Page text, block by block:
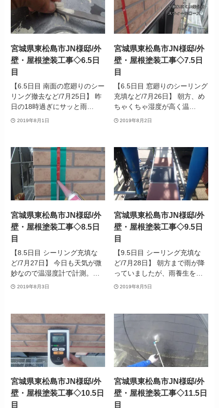
宮城県東松島市JN様邸/外
壁・屋根塗装工事◇6.5日
目
【6.5日目 南面の窓廻りのシー
リング撤去など/7月25日】 昨
日の18時過ぎにサッと雨…
2019年8月1日
宮城県東松島市JN様邸/外
壁・屋根塗装工事◇7.5日
目
【6.5日目 窓廻りのシーリング
充填など/7月26日】 朝方、め
ちゃくちゃ湿度が高く温…
2019年8月2日
宮城県東松島市JN様邸/外
壁・屋根塗装工事◇8.5日
目
【8.5日目 シーリング充填な
ど/7月27日】 今日も天気が微
妙なので温湿度計で計測。…
2019年8月3日
宮城県東松島市JN様邸/外
壁・屋根塗装工事◇9.5日
目
【9.5日目 シーリング充填な
ど/7月28日】 朝方まで雨が降
っていましたが、雨養生を…
2019年8月5日
宮城県東松島市JN様邸/外
壁・屋根塗装工事◇10.5日
目
宮城県東松島市JN様邸/外
壁・屋根塗装工事◇11.5日
目